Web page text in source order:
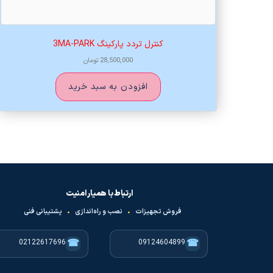
کنترل تردد پارکینگ 3MA-PARK
28,500,000 تومان
افزودن به سبد خرید
ارتباط با همیار امنیت
فروش تجهیزات • نصب و راه‌اندازی • پشتیبانی فنی
☎
09124604899
☎
02122617696